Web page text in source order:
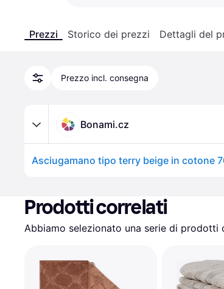
Prezzi Storico dei prezzi Dettagli del
Prezzo incl. consegna
Bonami.cz
Prodotti correlati
Abbiamo selezionato una serie di prodotti